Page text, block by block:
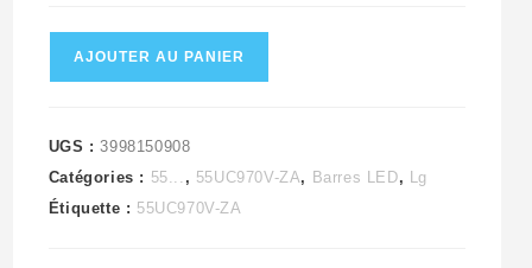
quantité
de
de
4
interfaces
AJOUTER AU PANIER
UGS :3998150908
Catégories : 55... , 55UC970V-ZA, Barres LED, Lg
Étiquette : 55UC970V-ZA